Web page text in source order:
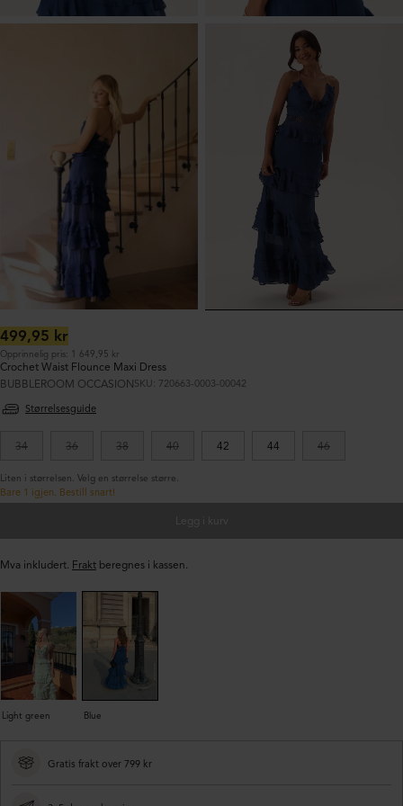
Ordinær
pris:
499,95 kr
Opprinnelig pris: 1 649,95 kr
Crochet Waist Flounce Maxi Dress
BUBBLEROOM OCCASIONSKU: 720663-0003-00042
Størrelsesguide
34 36 38 40 42 44 46
Liten i størrelsen. Velg en størrelse større.
Bare 1 igjen. Bestill snart!
Mva inkludert. Frakt beregnes i kassen.
Light green Blue
Gratis frakt over 799 kr